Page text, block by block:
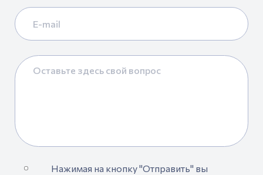
Нажимая на кнопку "Отправить" вы